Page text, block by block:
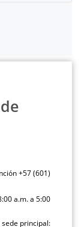
+57 (601)
a.m. a 5:00
principal: